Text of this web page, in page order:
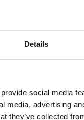
Details
social media
media, advertising
they’ve collected